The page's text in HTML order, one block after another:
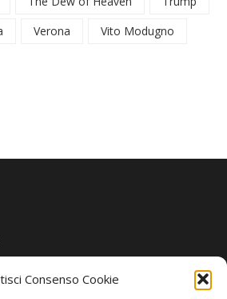
Consenso Cookie
Verona
Vito Modugno
Angelo Paratico